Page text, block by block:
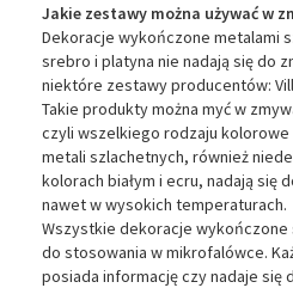
Jakie zestawy można używać w
Dekoracje wykończone metalami
srebro i platyna nie nadają się do
niektóre zestawy producentów:
Takie produkty można myć w
czyli wszelkiego rodzaju
metali szlachetnych, również
kolorach białym i ecru, nadają się
nawet w wysokich temperaturach.
Wszystkie dekoracje wykończone
do stosowania w mikrofalówce.
posiada informację czy nadaje się